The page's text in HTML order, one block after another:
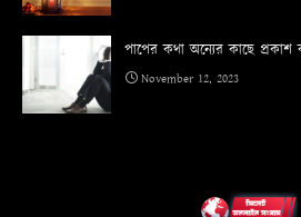
পাপের কথা অন্যের কাছে প্রকাশ
November 12, 2023